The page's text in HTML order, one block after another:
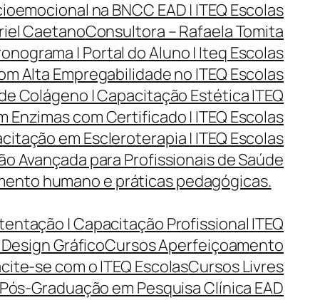
na BNCC EAD | ITEQ Escolas
CaetanoConsultora – Rafaela Tomita
| Portal do Aluno | Iteq Escolas
Alta Empregabilidade no ITEQ Escolas
Colágeno | Capacitação Estética ITEQ
com Certificado | ITEQ Escolas
em Escleroterapia | ITEQ Escolas
Avançada para Profissionais de Saúde
humano e práticas pedagógicas.
| Capacitação Profissional ITEQ
GráficoCursos Aperfeiçoamento
se com o ITEQ EscolasCursos Livres
Graduação em Pesquisa Clínica EAD